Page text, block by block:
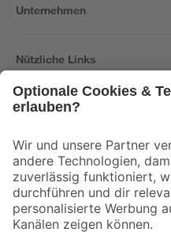
Unternehmen
Nützliche Links
Der toom Newsletter: Keine
Zur Newsletter Anmeldung
Folge uns